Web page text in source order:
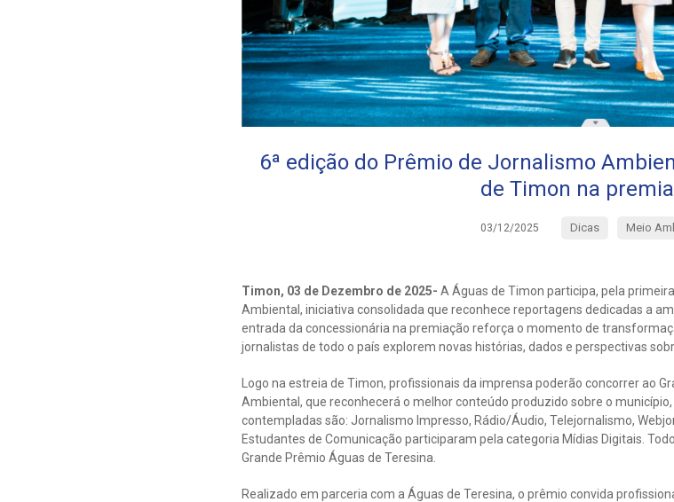
6ª edição do Prêmio de Jornalismo
de Timon na
03/12/2025 Dicas Meio
Timon, 03 de Dezembro de 2025- A Águas de Timon participa, pela
Ambiental, iniciativa consolidada que reconhece reportagens dedicadas a
entrada da concessionária na premiação reforça o momento de
jornalistas de todo o país explorem novas histórias, dados e perspectivas
Logo na estreia de Timon, profissionais da imprensa poderão concorrer ao
Ambiental, que reconhecerá o melhor conteúdo produzido sobre o
contempladas são: Jornalismo Impresso, Rádio/Áudio, Telejornalismo,
Estudantes de Comunicação participaram pela categoria Mídias Digitais.
Grande Prêmio Águas de Teresina.
Realizado em parceria com a Águas de Teresina, o prêmio convida